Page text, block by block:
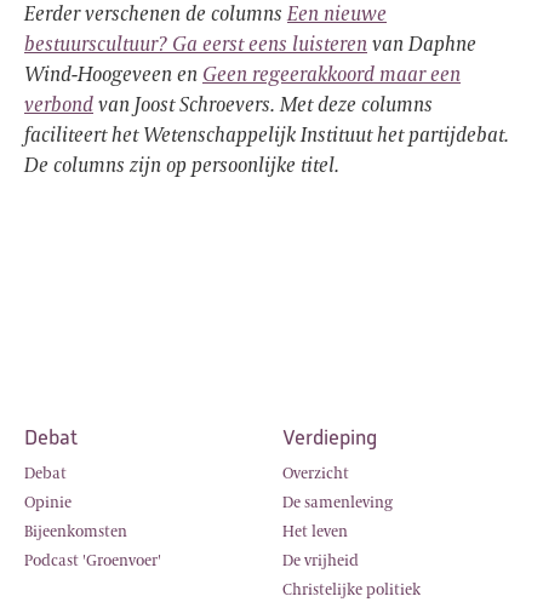
Eerder verschenen de columnsEen nieuwe
bestuurscultuur? Ga eerst eens luisterenvan Daphne
Wind-Hoogeveen en Geen regeerakkoord maar een
verbondvan Joost Schroevers. Met deze columns
faciliteert het Wetenschappelijk Instituut het partijdebat.
De columns zijn op persoonlijke titel.
Debat
Debat
Opinie
Bijeenkomsten
Podcast 'Groenvoer'
Verdieping
Overzicht
De samenleving
Het leven
De vrijheid
Christelijke politiek